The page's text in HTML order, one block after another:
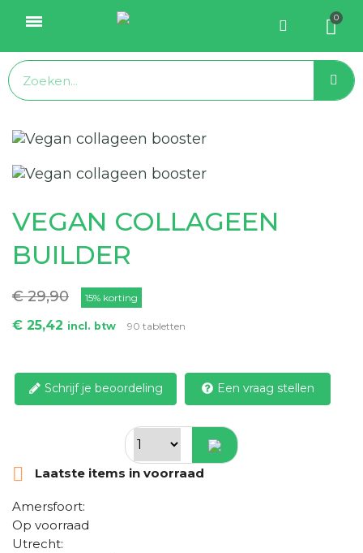
VEGAN COLLAGEEN
BUILDER
€ 29,90 15% korting
€ 25,42 incl. btw 90 tabletten
Schrijf je beoordeling Een vraag stellen
 Laatste items in voorraad
Amersfoort:
Op voorraad
Utrecht: